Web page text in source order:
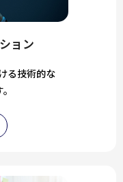
ョン
る技術的な